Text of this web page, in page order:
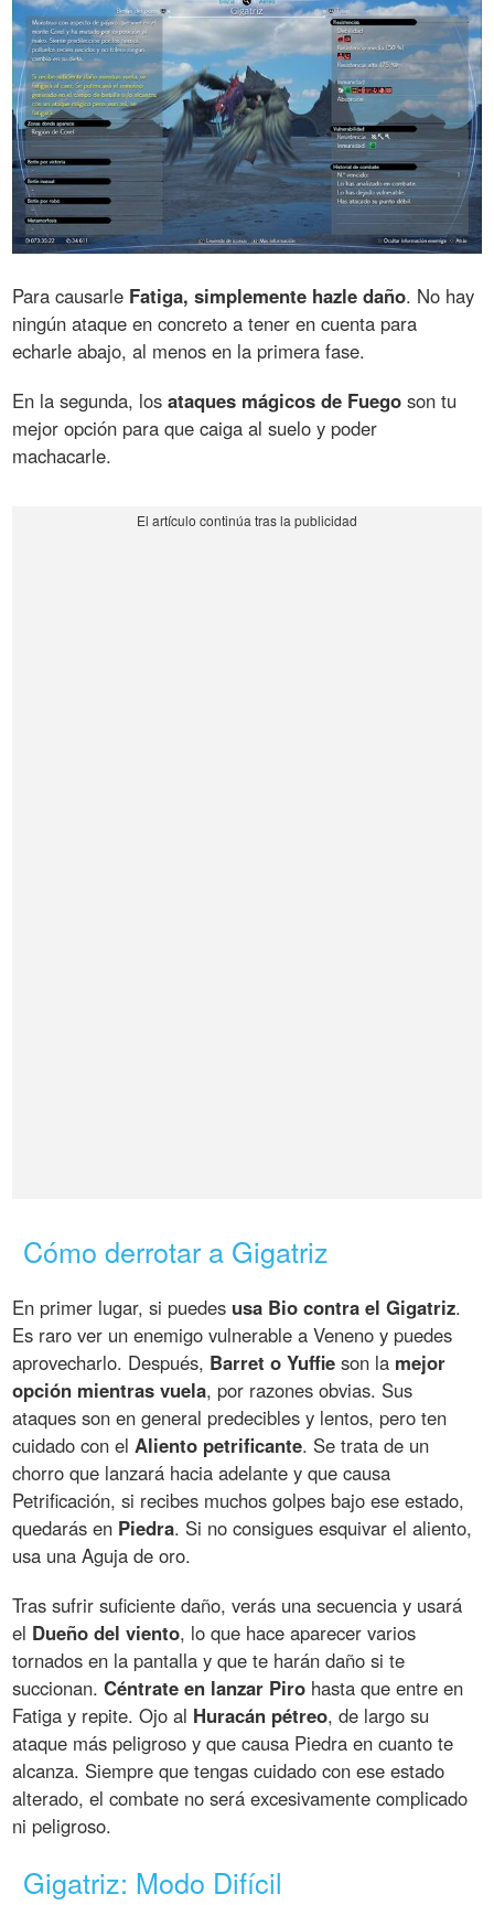
Para causarle Fatiga, simplemente hazle daño. No hay
ningún ataque en concreto a tener en cuenta para
echarle abajo, al menos en la primera fase.
En la segunda, losataques mágicos de Fuego son tu
mejor opción para que caiga al suelo y poder
machacarle.
Cómo derrotar a Gigatriz
En primer lugar, si puedes usa Bio contra el Gigatriz.
Es raro ver un enemigo vulnerable a Veneno y puedes
aprovecharlo. Después, Barret o Yuffie son la mejor
opción mientras vuela, por razones obvias. Sus
ataques son en general predecibles y lentos, pero ten
cuidado con elAliento petrificante. Se trata de un
chorro que lanzará hacia adelante y que causa
Petrificación, si recibes muchos golpes bajo ese estado,
quedarás en Piedra. Si no consigues esquivar el aliento,
usa una Aguja de oro.
Tras sufrir suficiente daño, verás una secuencia y usará
el Dueño del viento, lo que hace aparecer varios
tornados en la pantalla y que te harán daño si te
succionan.Céntrate en lanzar Piro hasta que entre en
Fatiga y repite. Ojo al Huracán pétreo, de largo su
ataque más peligroso y que causa Piedra en cuanto te
alcanza. Siempre que tengas cuidado con ese estado
alterado, el combate no será excesivamente complicado
ni peligroso.
Gigatriz: Modo Difícil